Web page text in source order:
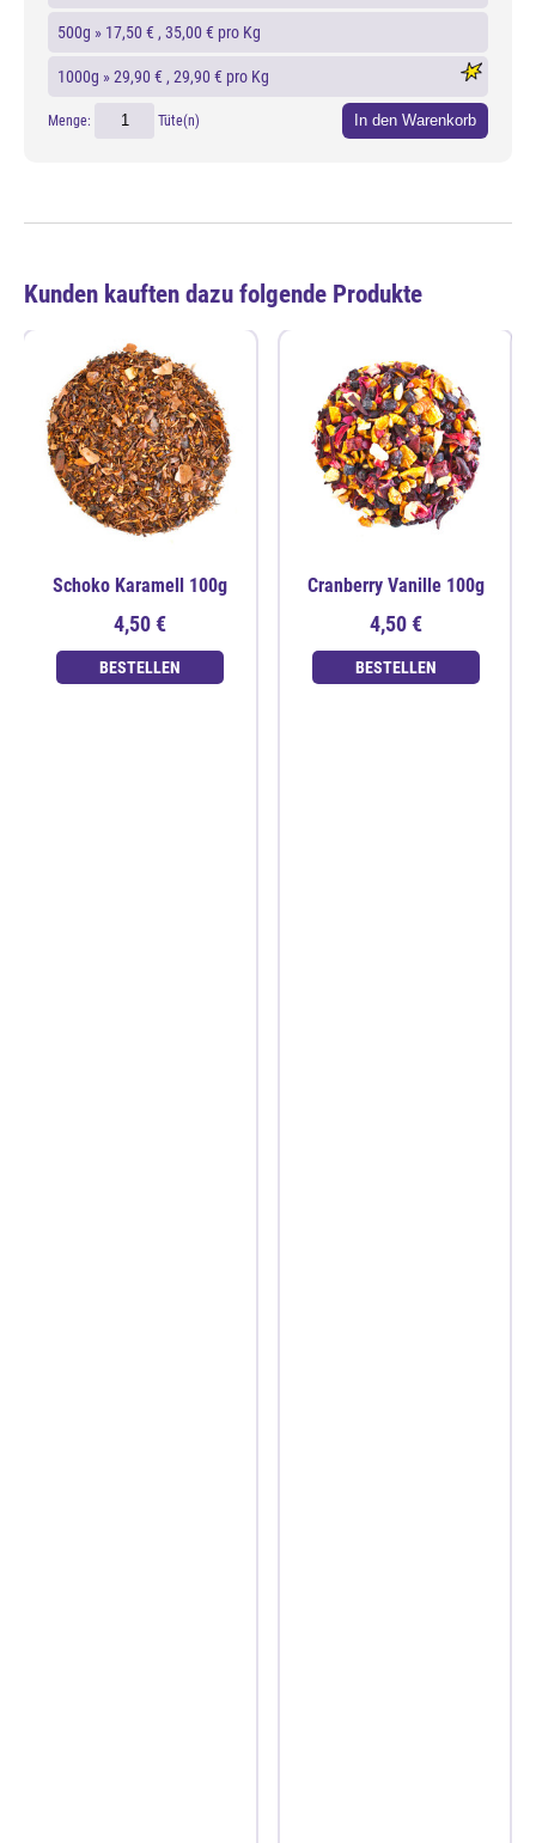
500g » 17,50 € , 35,00 € pro Kg
1000g »29,90 € , 29,90 € pro Kg
Menge: Tüte(n) In den Warenkorb
Kunden kauften dazu folgende Produkte
Schoko Karamell 100g
4,50 €
BESTELLEN
Cranberry Vanille 100g
4,50 €
BESTELLEN